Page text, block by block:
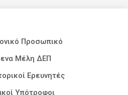
Προσωπικό
Μέλη ΔΕΠ
Ερευνητές
Υπότροφοι